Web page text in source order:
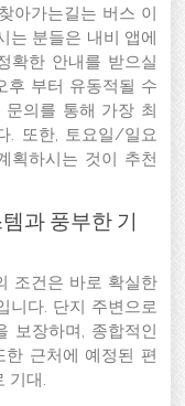
아가는길는 버스 이
는 분들은 내비 앱에
확한 안내를 받으실
후 부터 유동적될 수
의를 통해 가장 최
. 또한, 토요일/일요
획하시는 것이 추천
과 풍부한 기
조건은 바로 확실한
니다. 단지 주변으로
보장하며, 종합적인
근처에 예정된 편
기대.